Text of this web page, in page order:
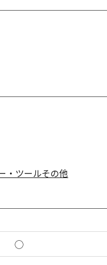
・ツールその他
◯